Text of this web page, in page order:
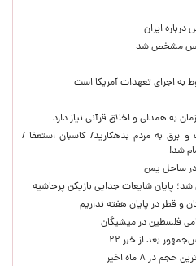
درباره ایران
مشخص شد
به اجرای تعهدات آمریکا است
به همدلی و اخلاق قرآنی نیاز دارد
به مردم بدهکارید/ کاسبان استعفا /
شد!
ساحل یمن
پایان شایعات جدایی بازیکن پرحاشیه
و قطر در پایان هفته نداریم
فلسطین در میشیگان
بعد از خبر ۲۲
در ۸ ماه اخیر